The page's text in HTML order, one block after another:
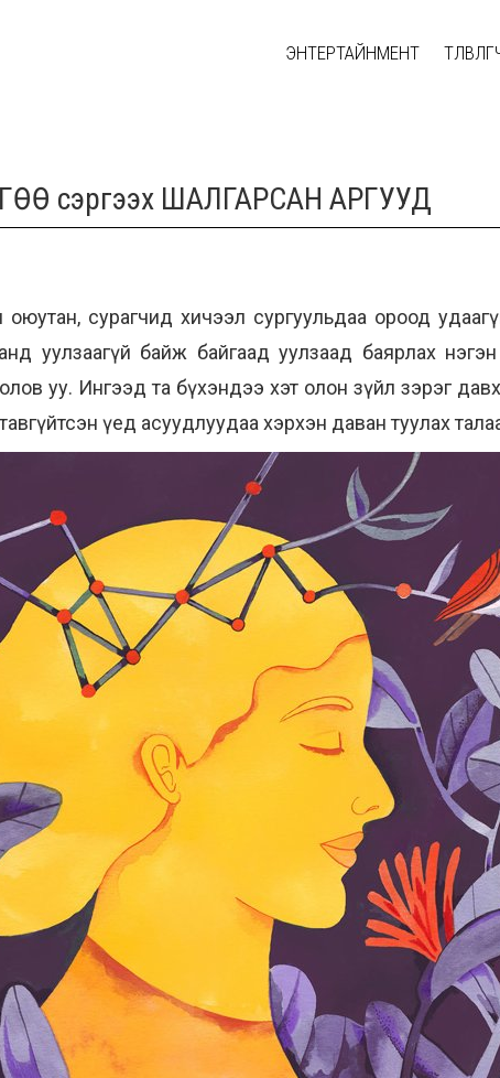
ЭНТЕРТАЙНМЕНТ
сэргээх ШАЛГАРСАН АРГУУД
сурагчид хичээл сургуульдаа ороод
уулзаагүй байж байгаад уулзаад баярлах
уу. Ингээд та бүхэндээ хэт олон зүйл зэрэг
үед асуудлуудаа хэрхэн даван туулах талаар